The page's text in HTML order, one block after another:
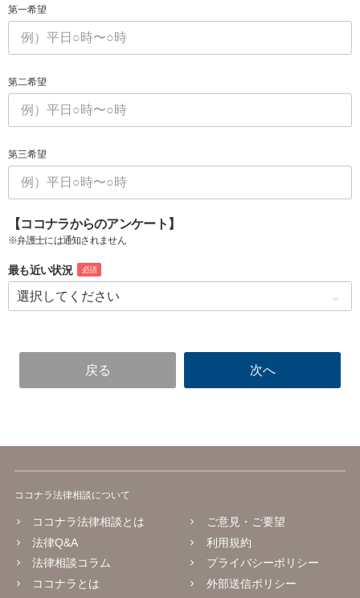
第一希望
第二希望
第三希望
【ココナラからのアンケート】
※弁護士には通知されません
最も近い状況 必須
ココナラ法律相談について
ココナラ法律相談とは
法律Q&A
法律相談コラム
ココナラとは
ご意見・ご要望
利用規約
プライバシーポリシー
外部送信ポリシー